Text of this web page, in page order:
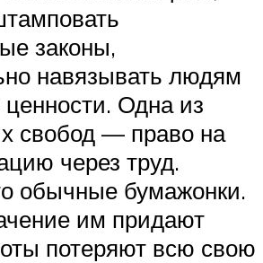
законы,
навязывать людям
Одна из
свобод — право на
через труд.
обычные бумажонки.
им придают
потеряют всю свою